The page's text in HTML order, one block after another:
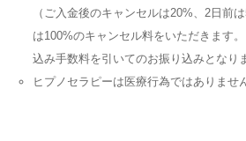
（ご入金後のキャンセルは20%、2日前
は100%のキャンセル料をいただきます
込み手数料を引いてのお振り込みとなり
ヒプノセラピーは医療行為ではありませ